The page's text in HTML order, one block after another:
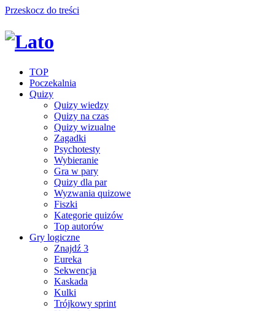
Przeskocz do treści
TOP
Poczekalnia
Quizy
Quizy wiedzy
Quizy na czas
Quizy wizualne
Zagadki
Psychotesty
Wybieranie
Gra w pary
Quizy dla par
Wyzwania quizowe
Fiszki
Kategorie quizów
Top autorów
Gry logiczne
Znajdź 3
Eureka
Sekwencja
Kaskada
Kulki
Trójkowy sprint